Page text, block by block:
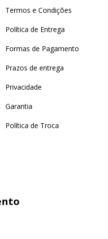
Termos e Condições
Política de Entrega
Formas de Pagamento
Prazos de entrega
Privacidade
Garantia
Política de Troca